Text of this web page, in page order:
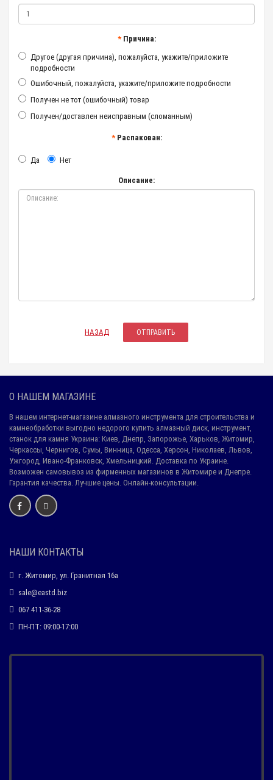
Причина:
Другое (другая причина), пожалуйста, укажите/приложите
подробности
Ошибочный, пожалуйста, укажите/приложите подробности
Получен не тот (ошибочный) товар
Получен/доставлен неисправным (сломанным)
Распакован:
Да Нет
Описание:
НАЗАД
О НАШЕМ МАГАЗИНЕ
В нашем интернет-магазине алмазного инструмента для строительства и
камнеобработки выгодно недорого купить алмазный диск, инструмент,
станок для камня Украина: Киев, Днепр, Запорожье, Харьков, Житомир,
Черкассы, Чернигов, Сумы, Винница, Одесса, Херсон, Николаев, Львов,
Ужгород, Ивано-Франковск, Хмельницкий. Доставка по Украине.
Возможен самовывоз из фирменных магазинов в Житомире и Днепре.
Гарантия качества. Лучшие цены. Онлайн-консультации.
НАШИ КОНТАКТЫ
г. Житомир, ул. Гранитная 16а
sale@eastd.biz
067 411-36-28
ПН-ПТ: 09:00-17:00